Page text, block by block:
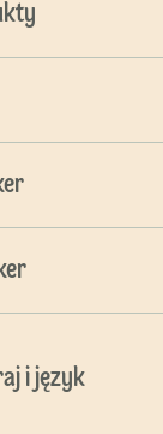
i język